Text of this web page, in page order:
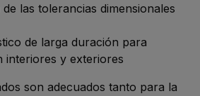
las tolerancias dimensionales
de larga duración para
interiores y exteriores
son adecuados tanto para la